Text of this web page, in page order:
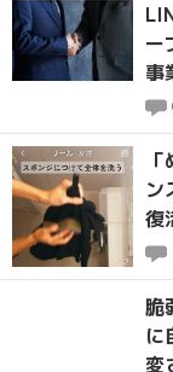
ー
事
ン
復
脆
に
変